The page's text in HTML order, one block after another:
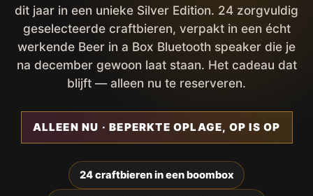
dit jaar in een unieke Silver Edition. 24 zorgvuldig
geselecteerde craftbieren, verpakt in een écht
werkende Beer in a Box Bluetooth speaker die je
na december gewoon laat staan. Het cadeau dat
blijft — alleen nu te reserveren.
ALLEEN NU · BEPERKTE OPLAGE, OP IS OP
24 craftbieren in een boombox